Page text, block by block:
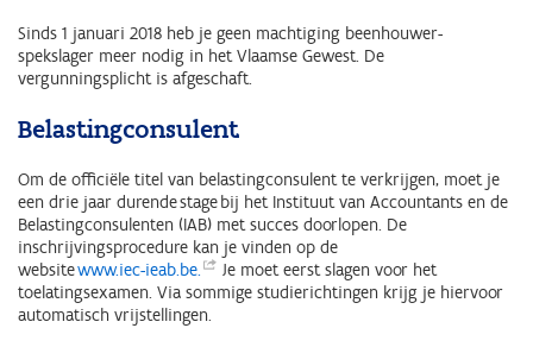
Sinds 1 januari 2018 heb je geen machtiging beenhouwer-
spekslager meer nodig in het Vlaamse Gewest. De
vergunningsplicht is afgeschaft.
Belastingconsulent
Om de officiële titel van belastingconsulent te verkrijgen, moet je
een drie jaar durende stage bij het Instituut van Accountants en de
Belastingconsulenten (IAB) met succes doorlopen. De
inschrijvingsprocedure kan je vinden op de
websitewww.iec-ieab.be.
Je moet eerst slagen voor het
toelatingsexamen. Via sommige studierichtingen krijg je hiervoor
automatisch vrijstellingen.